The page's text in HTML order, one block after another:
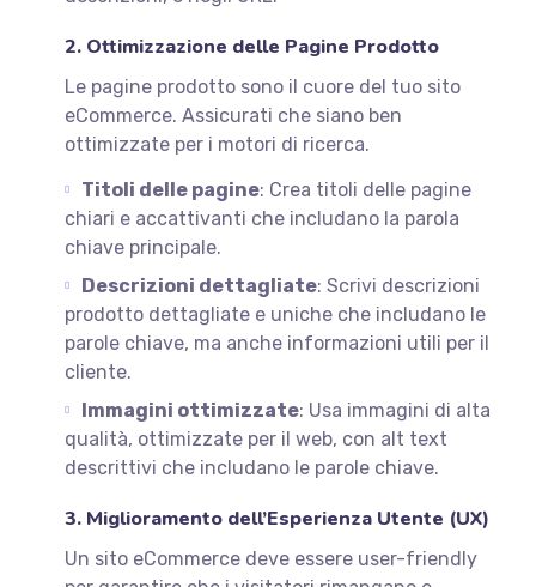
2. Ottimizzazione delle Pagine Prodotto
Le pagine prodotto sono il cuore del tuo sito
eCommerce. Assicurati che siano ben
ottimizzate per i motori di ricerca.
Titoli delle pagine: Crea titoli delle pagine
chiari e accattivanti che includano la parola
chiave principale.
Descrizioni dettagliate: Scrivi descrizioni
prodotto dettagliate e uniche che includano le
parole chiave, ma anche informazioni utili per il
cliente.
Immagini ottimizzate: Usa immagini di alta
qualità, ottimizzate per il web, con alt text
descrittivi che includano le parole chiave.
3. Miglioramento dell’Esperienza Utente (UX)
Un sito eCommerce deve essere user-friendly